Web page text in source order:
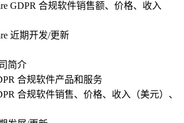
GDPR 合规软件销售额、价格、收入
近期开发/更新
简介
合规软件产品和服务
合规软件销售、价格、收入（美元）、